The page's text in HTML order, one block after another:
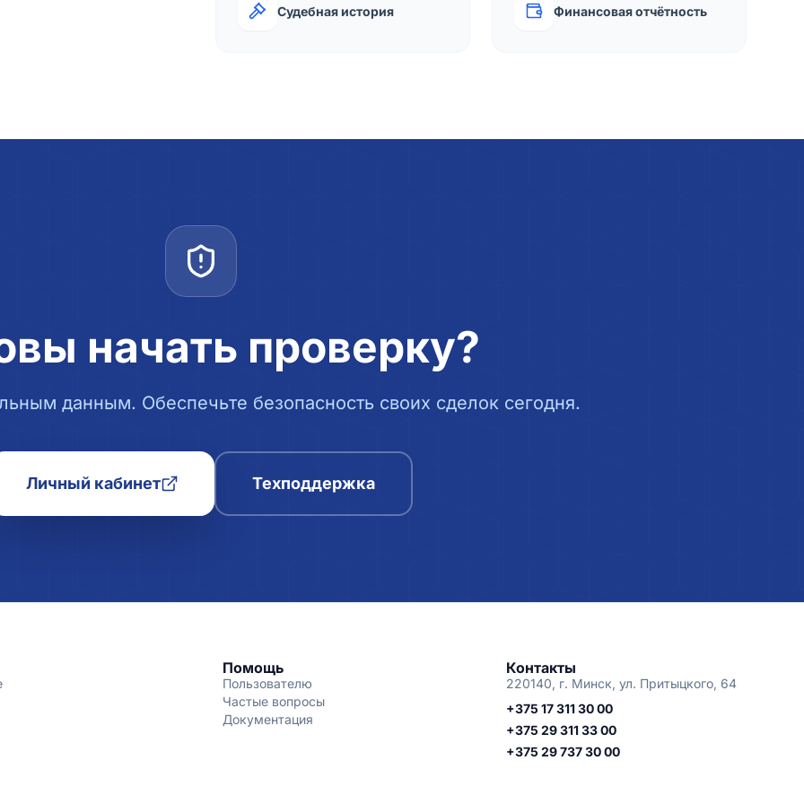
Судебная история Финансовая отчётность
начать проверку?
данным. Обеспечьте безопасность своих сделок сегодня.
Личный кабинет Техподдержка
Помощь
Пользователю
Частые вопросы
Документация
Контакты
220140, г. Минск, ул. Притыцкого, 64
+375 17 311 30 00
+375 29 311 33 00
+375 29 737 30 00